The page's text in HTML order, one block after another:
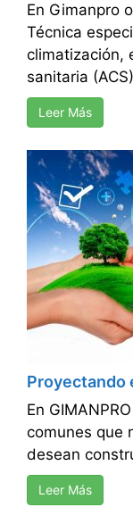
En Gimanpro
Técnica
climatización,
sanitaria
Leer Más
Proyectando
En
comunes que
desean
Leer Más